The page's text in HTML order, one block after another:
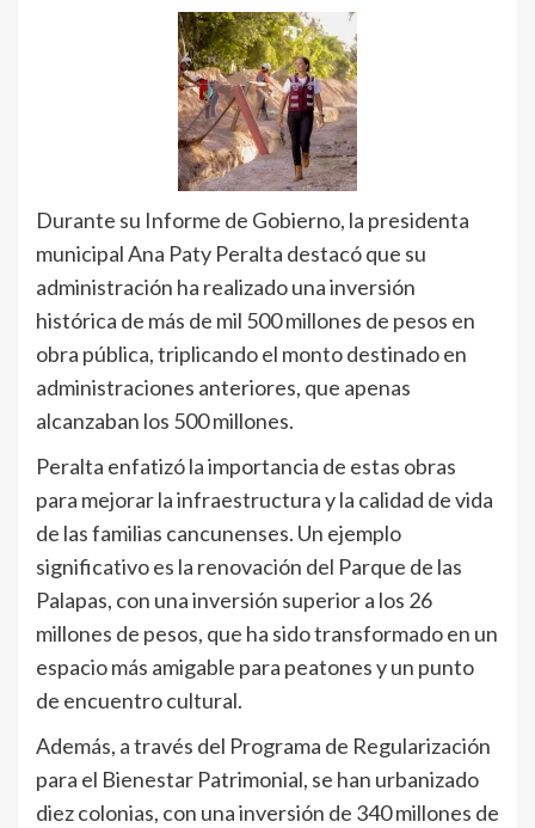
Durante su Informe de Gobierno, la presidenta
municipal Ana Paty Peralta destacó que su
administración ha realizado una inversión
histórica de más de mil 500 millones de pesos en
obra pública, triplicando el monto destinado en
administraciones anteriores, que apenas
alcanzaban los 500 millones.
Peralta enfatizó la importancia de estas obras
para mejorar la infraestructura y la calidad de vida
de las familias cancunenses. Un ejemplo
significativo es la renovación del Parque de las
Palapas, con una inversión superior a los 26
millones de pesos, que ha sido transformado en un
espacio más amigable para peatones y un punto
de encuentro cultural.
Además, a través del Programa de Regularización
para el Bienestar Patrimonial, se han urbanizado
diez colonias, con una inversión de 340 millones de